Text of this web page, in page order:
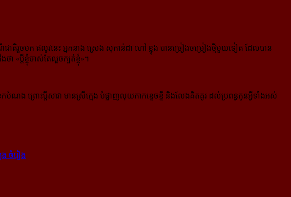
ាតិរួចមក ឥលូវនេះ អ្នកនាង ស្រេង សុកាន់ដា ហៅ ខ្ញុង បានច្រៀង​ចម្រៀង​ថ្មី​មួយ​ទៀត ដែលបាន
«ប្តីខ្ញុំចាស់តែលួចក្បត់ខ្ញុំ»។
បំណង ព្រោះប្តីសាវា មានស្រីក្មេង បំផ្លាញលុយកាកខ្ទេចខ្ទី និងលែងគិតគូរ ដល់​ប្រពន្ធកូនអ្វីទាំងអស់
េង ចំរៀង